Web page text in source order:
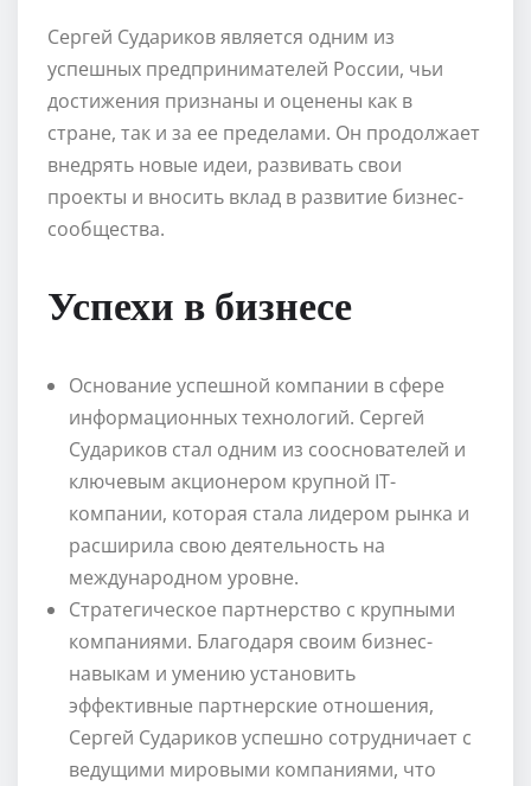
Сергей Судариков является одним из
успешных предпринимателей России, чьи
достижения признаны и оценены как в
стране, так и за ее пределами. Он продолжает
внедрять новые идеи, развивать свои
проекты и вносить вклад в развитие бизнес-
сообщества.
Успехи в бизнесе
Основание успешной компании в сфере
информационных технологий. Сергей
Судариков стал одним из сооснователей и
ключевым акционером крупной IT-
компании, которая стала лидером рынка и
расширила свою деятельность на
международном уровне.
Стратегическое партнерство с крупными
компаниями. Благодаря своим бизнес-
навыкам и умению установить
эффективные партнерские отношения,
Сергей Судариков успешно сотрудничает с
ведущими мировыми компаниями, что